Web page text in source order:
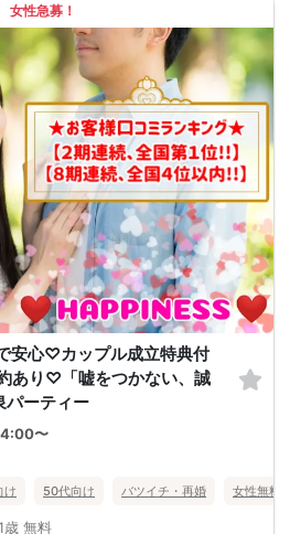
女性急募！
安心♡カップル成立特典付
あり♡「嘘をつかない、誠
パーティー
〜
け 50代向け バツイチ・再婚 女性無料
歳 無料